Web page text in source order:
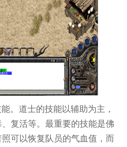
。道士的技能以辅助为主，
复活等。最重要的技能是佛
可以恢复队员的气血值，而